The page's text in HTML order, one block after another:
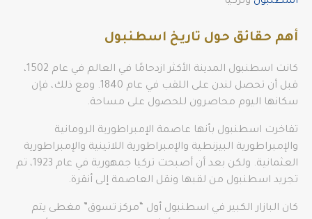
أهم حقائق حول تاريخ اسطنبول
كانت اسطنبول المدينة الأكثر ازدحامًا في العالم في عام 1502،
قبل أن تحصل لندن على اللقب في عام 1840. ومع ذلك، فإن
سكانها اليوم محاصرون للحصول على مساحة.
تفاخرت اسطنبول بأنها عاصمة الإمبراطورية الرومانية
والإمبراطورية البيزنطية والإمبراطورية اللاتينية والإمبراطورية
العثمانية. ولكن بعد أن أصبحت تركيا جمهورية في عام 1923، تم
تجريد اسطنبول من لقبها ونقل العاصمة إلى أنقرة.
كان البازار الكبير في اسطنبول أول “مركز تسوق” مغطى يتم